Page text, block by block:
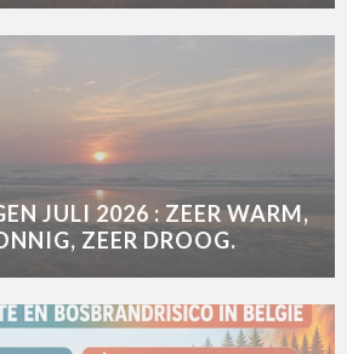
JULI 2026 : ZEER WARM,
ZEER DROOG.